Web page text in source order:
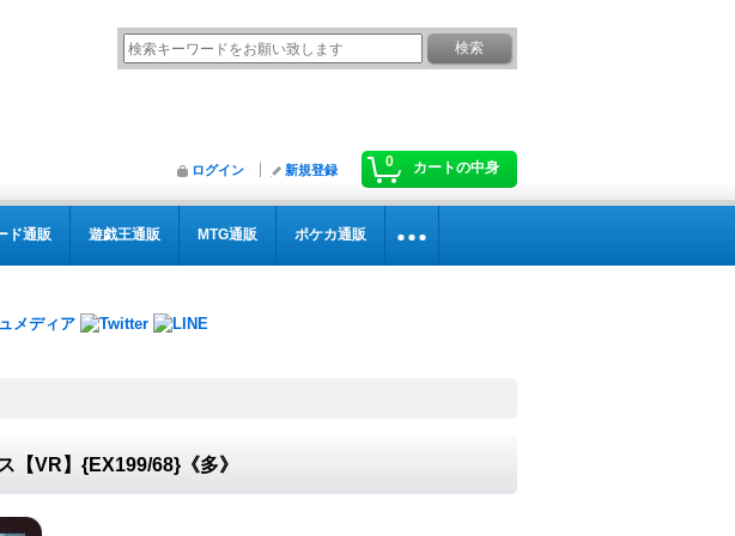
0 カートの中身
ログイン 新規登録
ド通販 遊戯王通販 MTG通販 ポケカ通販
【VR】{EX199/68}《多》